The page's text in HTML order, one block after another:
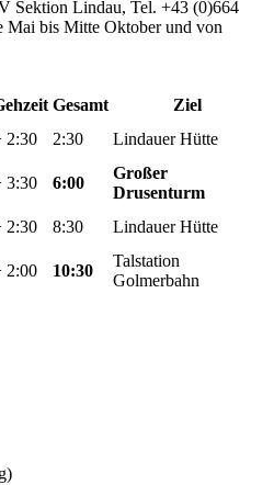
Sektion Lindau, Tel. +43 (0)664
Mai bis Mitte Oktober und von
Gesamt
Ziel
2:30 2:30
Lindauer Hütte
3:30 6:00
Großer
Drusenturm
2:30 8:30
Lindauer Hütte
2:00 10:30
Talstation
Golmerbahn